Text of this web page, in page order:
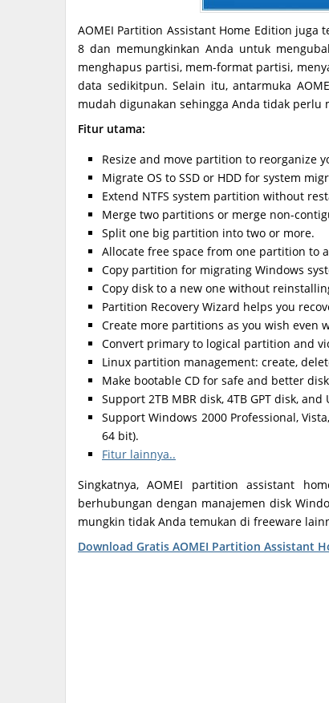
AOMEI Partition Assistant Home Edition
8 dan memungkinkan Anda untuk
menghapus partisi, mem-format partisi,
data sedikitpun. Selain itu, antarmuka
mudah digunakan sehingga Anda tidak
Fitur utama:
Resize and move partition to reorganize
Migrate OS to SSD or HDD for system
Extend NTFS system partition without
Merge two partitions or merge non-
Split one big partition into two or more.
Allocate free space from one partition to
Copy partition for migrating Windows
Copy disk to a new one without
Partition Recovery Wizard helps you
Create more partitions as you wish even
Convert primary to logical partition and
Linux partition management: create,
Make bootable CD for safe and better
Support 2TB MBR disk, 4TB GPT disk, and
Support Windows 2000 Professional,
64 bit).
Fitur lainnya..
Singkatnya, AOMEI partition assistant
berhubungan dengan manajemen disk
mungkin tidak Anda temukan di freeware
Download Gratis AOMEI Partition Assistant